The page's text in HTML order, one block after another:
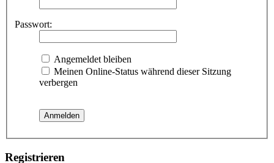
Passwort:
Angemeldet bleiben
Meinen Online-Status während dieser Sitzung
verbergen
Registrieren